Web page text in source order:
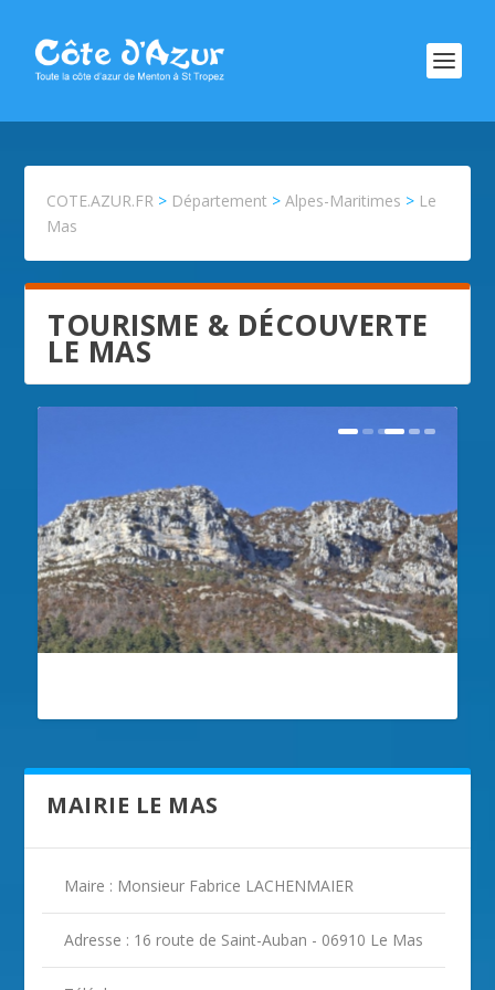
COTE.AZUR.FR > Département >Alpes-Maritimes > Le
Mas
TOURISME & DÉCOUVERTE
LE MAS
MAIRIE LE MAS
Maire : Monsieur Fabrice LACHENMAIER
Adresse : 16 route de Saint-Auban - 06910 Le Mas